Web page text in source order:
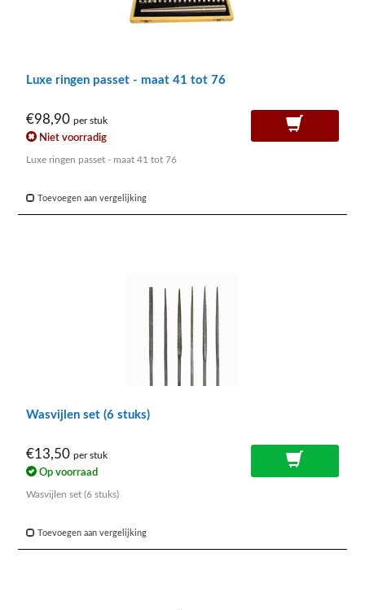
Luxe ringen passet - maat 41 tot 76
€98,90 per stuk
Niet voorradig
Luxe ringen passet - maat 41 tot 76
Toevoegen aan vergelijking
Wasvijlen set (6 stuks)
€13,50 per stuk
Op voorraad
Wasvijlen set (6 stuks)
Toevoegen aan vergelijking